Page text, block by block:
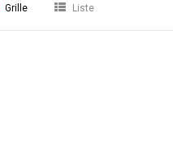
Grille Liste